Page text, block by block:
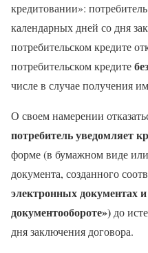
кредитовании»:
календарных дней со дня
потребительском кредите
потребительском кредите
числе в случае получения
О своем намерении
потребитель уведомляет
форме (в бумажном виде
документа, созданного
электронных документах
документообороте») до
дня заключения договора.